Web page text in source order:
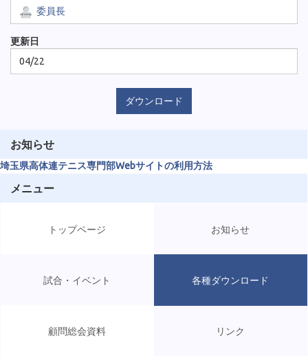
委員長
更新日
04/22
ダウンロード
お知らせ
埼玉県高体連テニス専門部Webサイトの利用方法
メニュー
トップページ お知らせ
試合・イベント 各種ダウンロード
顧問総会資料 リンク